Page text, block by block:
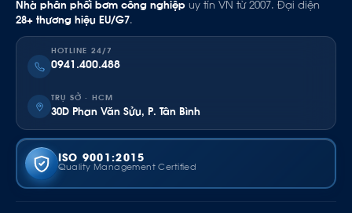
Nhà phân phối bơm công nghiệp uy tín VN từ 2007. Đại diện
28+ thương hiệu EU/G7.
HOTLINE 24/7
0941.400.488
TRỤ SỞ · HCM
30D Phan Văn Sửu, P. Tân Bình
ISO 9001:2015
Quality Management Certified